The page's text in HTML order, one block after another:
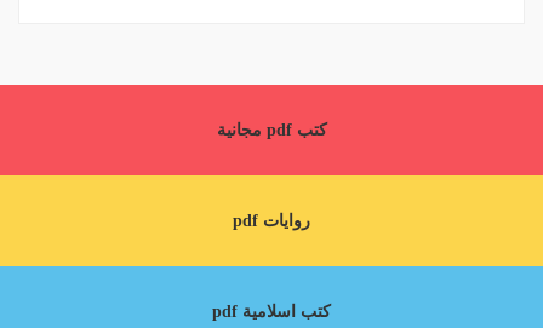
كتب pdf مجانية
روايات pdf
كتب اسلامية pdf